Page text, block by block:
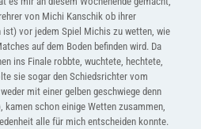
von Michi Kanschik ob ihrer
vor jedem Spiel Michis zu wetten, wie
auf dem Boden befinden wird. Da
ins Finale robbte, wuchtete, hechtete,
sie sogar den Schiedsrichter vom
mit einer gelben geschwiege denn
schon einige Wetten zusammen,
alle für mich entscheiden konnte.